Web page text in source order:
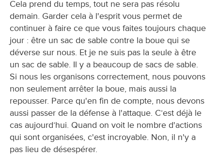
Cela prend du temps, tout ne sera pas résolu
demain. Garder cela à l'esprit vous permet de
continuer à faire ce que vous faites toujours chaque
jour : être un sac de sable contre la boue qui se
déverse sur nous. Et je ne suis pas la seule à être
un sac de sable. Il y a beaucoup de sacs de sable.
Si nous les organisons correctement, nous pouvons
non seulement arrêter la boue, mais aussi la
repousser. Parce qu'en fin de compte, nous devons
aussi passer de la défense à l'attaque. C’est déjà le
cas aujourd’hui. Quand on voit le nombre d'actions
qui sont organisées, c'est incroyable. Non, il n'y a
pas lieu de désespérer.